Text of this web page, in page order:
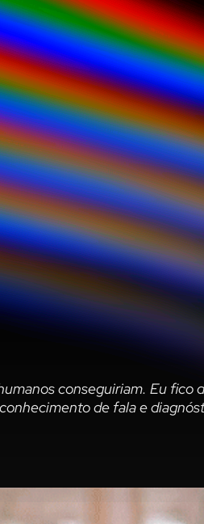
conseguiriam. Eu fico
de fala e